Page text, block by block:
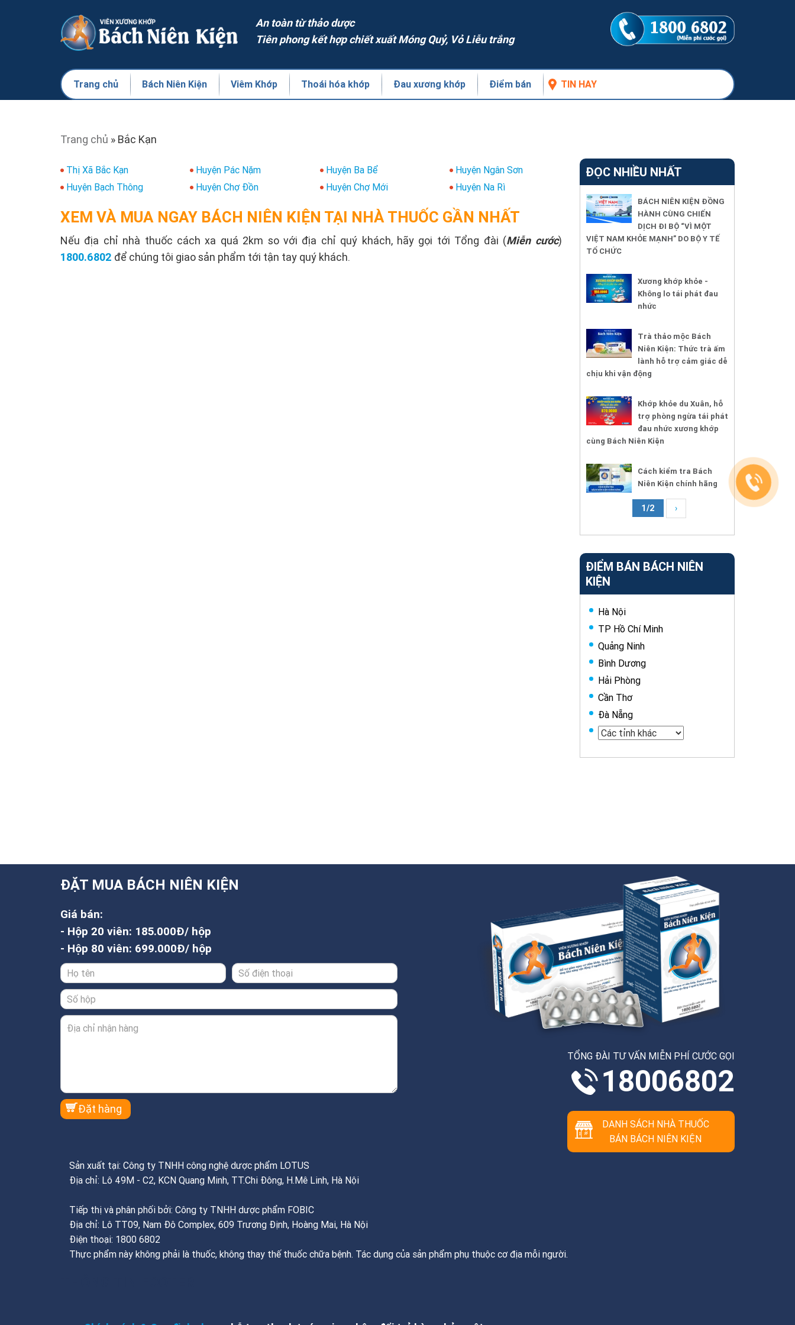
An toàn từ thảo dược
Tiên phong kết hợp chiết xuất Móng Quỷ, Vỏ Liễu trắng
Trang chủ Bách Niên Kiện Viêm Khớp Thoái hóa khớp Đau xương khớp Điểm bán TIN HAY
Trang chủ » Bắc Kạn
Thị Xã Bắc Kạn Huyện Pác Nặm Huyện Ba Bể
Huyện Ngân Sơn
Huyện Bạch Thông
Huyện Chợ Đồn Huyện Chợ Mới Huyện Na Rì
XEM VÀ MUA NGAY BÁCH NIÊN KIỆN TẠI NHÀ THUỐC GẦN NHẤT
Nếu địa chỉ nhà thuốc cách xa quá 2km so với địa chỉ quý khách, hãy gọi tới Tổng đài (Miễn cước)
1800.6802 để chúng tôi giao sản phẩm tới tận tay quý khách.
ĐỌC NHIỀU NHẤT
BÁCH NIÊN KIỆN ĐỒNG
HÀNH CÙNG CHIẾN
DỊCH ĐI BỘ “VÌ MỘT
VIỆT NAM KHỎE MẠNH” DO BỘ Y TẾ
TỔ CHỨC
Xương khớp khỏe -
Không lo tái phát đau
nhức
Trà thảo mộc Bách
Niên Kiện: Thức trà ấm
lành hỗ trợ cảm giác dễ
chịu khi vận động
Khớp khỏe du Xuân, hỗ
trợ phòng ngừa tái phát
đau nhức xương khớp
cùng Bách Niên Kiện
Cách kiểm tra Bách
Niên Kiện chính hãng
1/2 ›
ĐIỂM BÁN BÁCH NIÊN
KIỆN
Hà Nội
TP Hồ Chí Minh
Quảng Ninh
Bình Dương
Hải Phòng
Cần Thơ
Đà Nẵng
TỔNG ĐÀI TƯ VẤN MIỄN PHÍ CƯỚC GỌI
18006802
DANH SÁCH NHÀ THUỐC
BÁN BÁCH NIÊN KIỆN
ĐẶT MUA BÁCH NIÊN KIỆN
Giá bán:
- Hộp 20 viên: 185.000Đ/ hộp
- Hộp 80 viên: 699.000Đ/ hộp
Sản xuất tại: Công ty TNHH công nghệ dược phẩm LOTUS
Địa chỉ: Lô 49M - C2, KCN Quang Minh, TT.Chi Đông, H.Mê Linh, Hà Nội
Tiếp thị và phân phối bởi: Công ty TNHH dược phẩm FOBIC
Địa chỉ: Lô TT09, Nam Đô Complex, 609 Trương Định, Hoàng Mai, Hà Nội
Điện thoại: 1800 6802
Thực phẩm này không phải là thuốc, không thay thế thuốc chữa bệnh. Tác dụng của sản phẩm phụ thuộc cơ địa mỗi người.